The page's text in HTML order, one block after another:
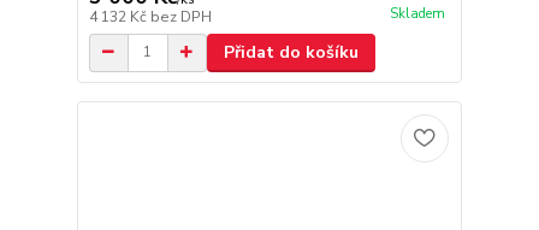
4 132 Kč bez DPH Skladem
Přidat do košíku